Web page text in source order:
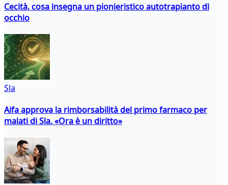
Cecità, cosa insegna un pionieristico autotrapianto di
occhio
Sla
Aifa approva la rimborsabilità del primo farmaco per
malati di Sla. «Ora è un diritto»